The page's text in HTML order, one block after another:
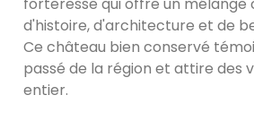
d'histoire, d'architecture et de
Ce château bien conservé
passé de la région et attire des
entier.